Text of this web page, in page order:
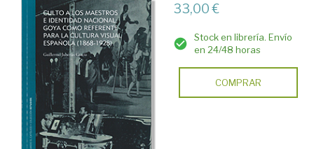
33,00 €
Stock en librería. Envío
en 24/48 horas
COMPRAR